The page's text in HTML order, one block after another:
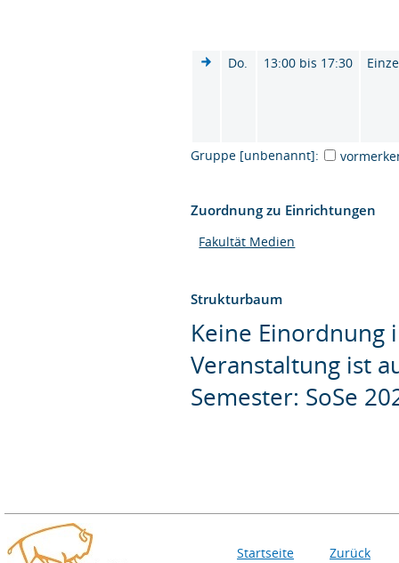
Do. 13:00 bis 17:30
Gruppe [unbenannt]:
Zuordnung zu Einrichtungen
Fakultät Medien
Strukturbaum
Keine Einordnung
Veranstaltung ist
Semester: SoSe
Startseite Zurück